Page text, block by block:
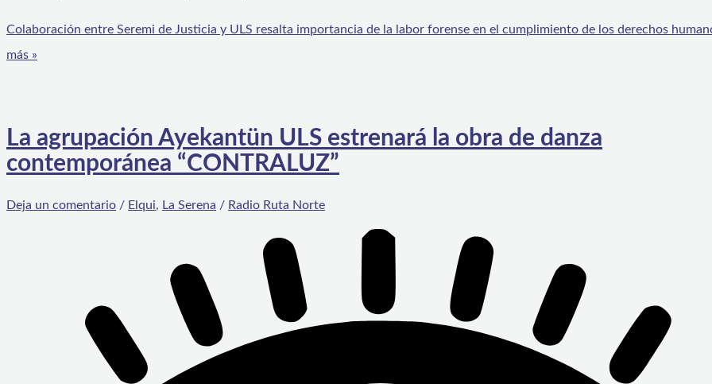
Colaboración entre Seremi de Justicia y ULS resalta importancia de la labor forense en el cumplimiento de los derechos
más »
La agrupación Ayekantün ULS estrenará la obra de danza
contemporánea “CONTRALUZ”
Deja un comentario / Elqui, La Serena / Radio Ruta Norte